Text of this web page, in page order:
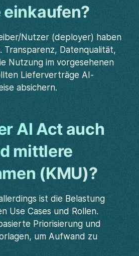
Nutzer (deployer) haben
Transparenz, Datenqualität,
Nutzung im vorgesehenen
Lieferverträge AI-
absichern.
AI Act auch
mittlere
(KMU)?
ist die Belastung
Use Cases und Rollen.
Priorisierung und
um Aufwand zu